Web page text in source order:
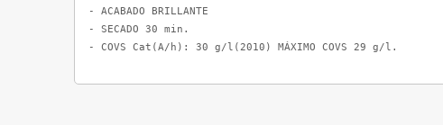
- ACABADO BRILLANTE
- SECADO 30 min.
- COVS Cat(A/h): 30 g/l(2010) MÁXIMO COVS 29 g/l.